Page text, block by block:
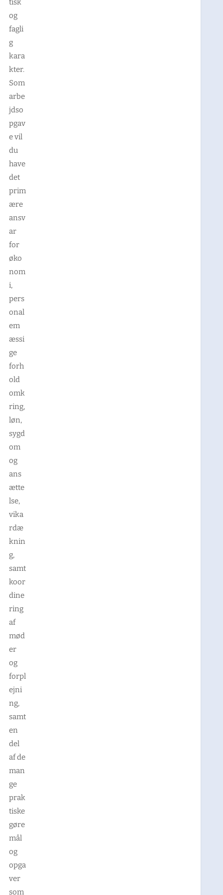
tisk
og
fagli
g
kara
kter.
Som
arbe
jdso
pgav
e vil
du
have
det
prim
ære
ansv
ar
for
øko
nom
i,
pers
onal
em
æssi
ge
forh
old
omk
ring,
løn,
sygd
om
og
ans
ætte
lse,
vika
rdæ
knin
g,
samt
koor
dine
ring
af
mød
er
og
forpl
ejni
ng,
samt
en
del
af de
man
ge
prak
tiske
gøre
mål
og
opga
ver
som